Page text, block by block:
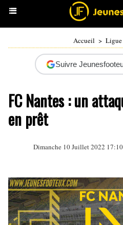
Accueil > Ligue
Suivre
FC Nantes : un
en prêt
Dimanche 10 Juillet 2022